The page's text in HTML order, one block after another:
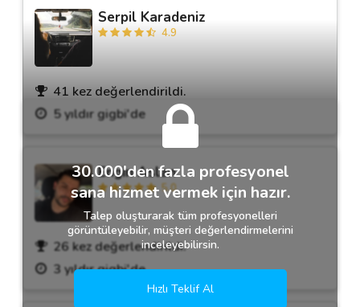
Kariyer
Serpil Karadeniz
4.9
41 kez değerlendirildi.
5 yıldır gigbi'de
Engin Aslan
5.0
26 kez değerlendirildi.
3 yıldır gigbi'de
30.000'den fazla profesyonel
sana hizmet vermek için hazır.
Talep oluşturarak tüm profesyonelleri
görüntüleyebilir, müşteri değerlendirmelerini
inceleyebilirsin.
Hızlı Teklif Al